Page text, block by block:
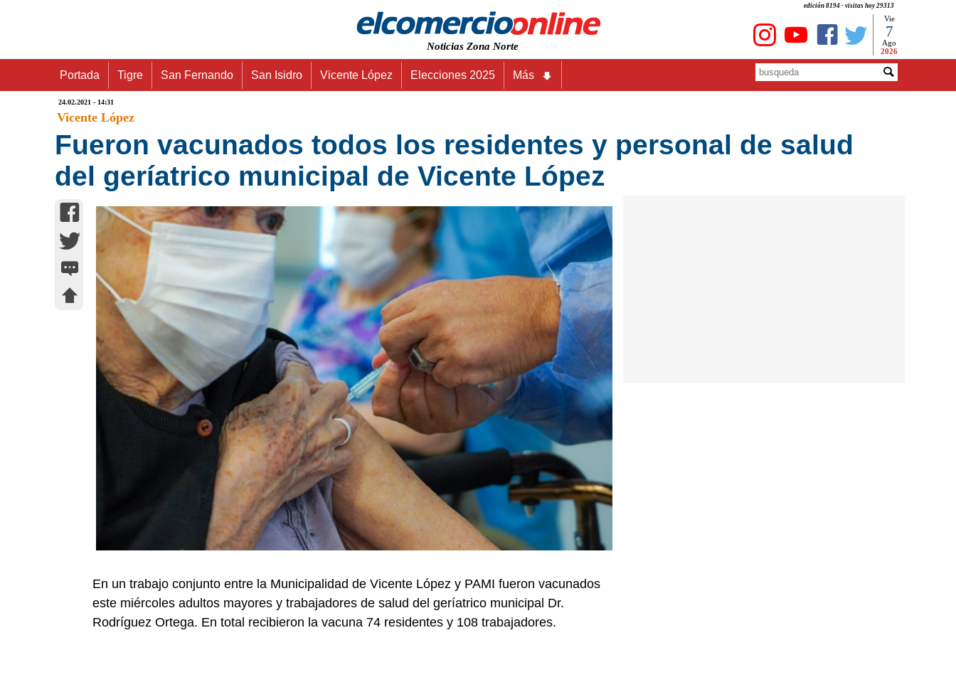
edición 8194 - visitas hoy 29313
Noticias Zona Norte
Vie
7
Ago
2026
Portada Tigre San Fernando San Isidro Vicente López Elecciones 2025 Más
24.02.2021 - 14:31
Vicente López
Fueron vacunados todos los residentes y personal de salud
del geríatrico municipal de Vicente López
En un trabajo conjunto entre la Municipalidad de Vicente López y PAMI fueron vacunados
este miércoles adultos mayores y trabajadores de salud del geríatrico municipal Dr.
Rodríguez Ortega. En total recibieron la vacuna 74 residentes y 108 trabajadores.